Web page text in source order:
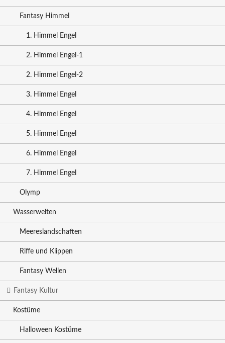
Fantasy Himmel
1. Himmel Engel
2. Himmel Engel-1
2. Himmel Engel-2
3. Himmel Engel
4. Himmel Engel
5. Himmel Engel
6. Himmel Engel
7. Himmel Engel
Olymp
Wasserwelten
Meereslandschaften
Riffe und Klippen
Fantasy Wellen
Fantasy Kultur
Kostüme
Halloween Kostüme